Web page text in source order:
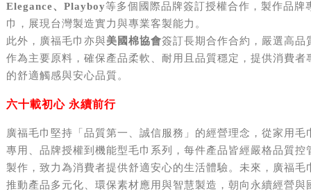
Elegance、Playboy等多個國際品牌簽訂授權合作，製作品牌
巾，展現台灣製造實力與專業客製能力。
此外，廣福毛巾亦與美國棉協會簽訂長期合作合約，嚴選高品
作為主要原料，確保產品柔軟、耐用且品質穩定，提供消費者
的舒適觸感與安心品質。
六十載初心 永續前行
廣福毛巾堅持「品質第一、誠信服務」的經營理念，從家用毛
專用、品牌授權到機能型毛巾系列，每件產品皆經嚴格品質控
製作，致力為消費者提供舒適安心的生活體驗。未來，廣福毛
推動產品多元化、環保素材應用與智慧製造，朝向永續經營與